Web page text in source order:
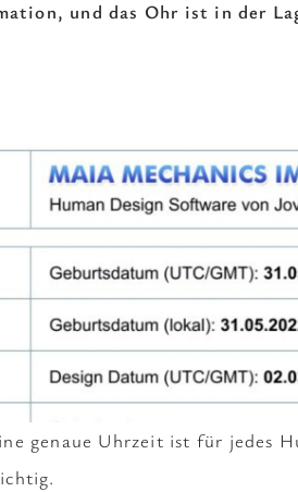
und das Ohr ist in der
genaue Uhrzeit ist für jedes